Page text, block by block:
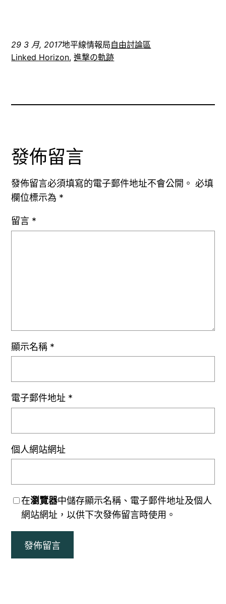
29 3 月, 2017地平線情報局自由討論區
Linked Horizon, 進撃の軌跡
發佈留言
發佈留言必須填寫的電子郵件地址不會公開。 必填
欄位標示為 *
留言 *
顯示名稱 *
電子郵件地址 *
個人網站網址
在瀏覽器中儲存顯示名稱、電子郵件地址及個人
網站網址，以供下次發佈留言時使用。